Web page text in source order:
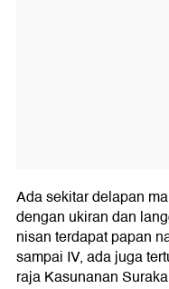
Ada sekitar delapan
dengan ukiran dan
nisan terdapat papan
sampai IV, ada juga
raja Kasunanan